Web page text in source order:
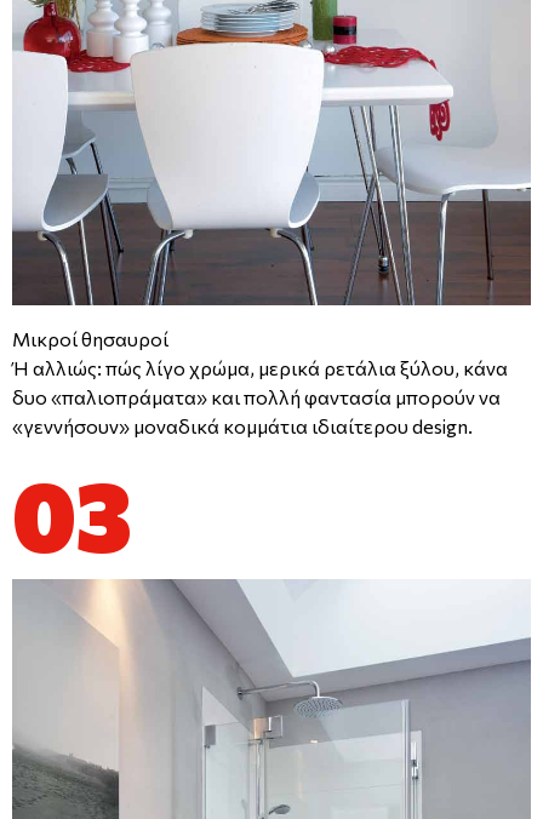
Μικροί θησαυροί
Ή αλλιώς: πώς λίγο χρώμα, μερικά ρετάλια ξύλου, κάνα
δυο «παλιοπράματα» και πολλή φαντασία μπορούν να
«γεννήσουν» μοναδικά κομμάτια ιδιαίτερου design.
03